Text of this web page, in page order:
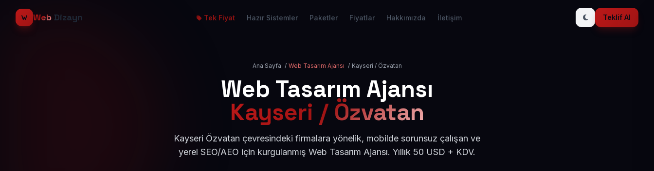
Web Dizayn Tek Fiyat Hazır Sistemler Paketler Fiyatlar Hakkımızda İletişim Teklif Al
Ana Sayfa / Web Tasarım Ajansı / Kayseri / Özvatan
Web Tasarım Ajansı
Kayseri / Özvatan
Kayseri Özvatan çevresindeki firmalara yönelik, mobilde sorunsuz çalışan ve
yerel SEO/AEO için kurgulanmış Web Tasarım Ajansı. Yıllık 50 USD + KDV.